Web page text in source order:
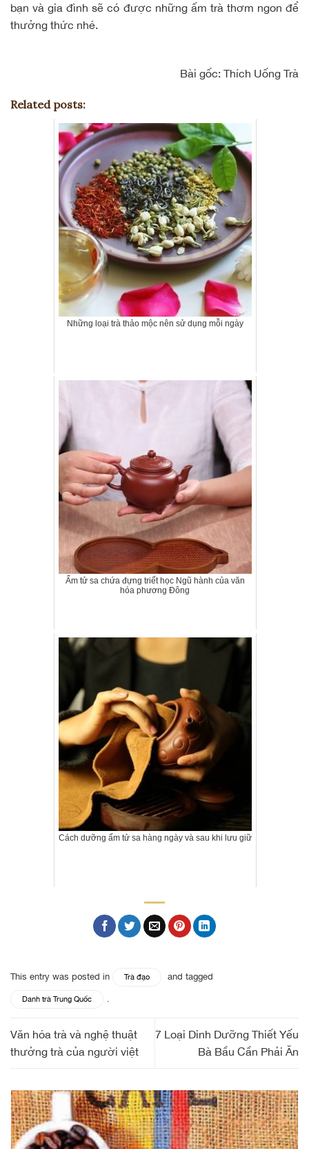
bạn và gia đình sẽ có được những ấm trà thơm ngon để
thưởng thức nhé.
Bài gốc: Thích Uống Trà
Related posts:
Những loại trà thảo mộc nên sử dụng mỗi ngày
Ấm tử sa chứa đựng triết học Ngũ hành của văn
hóa phương Đông
Cách dưỡng ấm tử sa hàng ngày và sau khi lưu giữ
This entry was posted in Trà đạo and tagged
Danh trà Trung Quốc
Văn hóa trà và nghệ thuật
thưởng trà của người việt
7 Loại Dinh Dưỡng Thiết Yếu
Bà Bầu Cần Phải Ăn